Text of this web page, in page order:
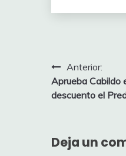
de
Anterior:
Aprueba Cabildo
descuento el
Deja un